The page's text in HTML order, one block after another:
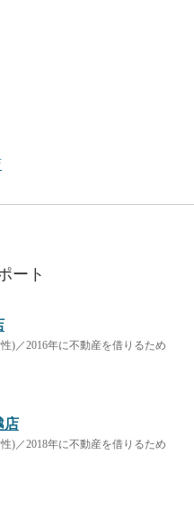
ート
)／2016年に不動産を借りるため
店
)／2018年に不動産を借りるため